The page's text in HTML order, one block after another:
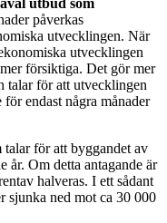
utbud som
påverkas
utvecklingen. När
utvecklingen
försiktiga. Det gör mer
talar för att utvecklingen
endast några månader
talar för att byggandet av
år. Om detta antagande är
halveras. I ett sådant
sjunka ned mot ca 30 000